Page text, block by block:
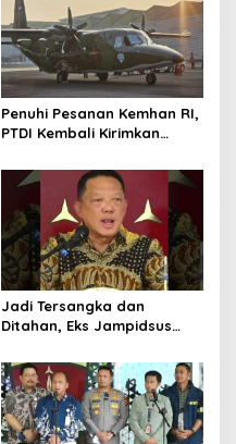
Penuhi Pesanan Kemhan RI,
PTDI Kembali Kirimkan
Pangkalan TNI AU
Jadi Tersangka dan
Ditahan, Eks Jampidsus
Kriminalisasi